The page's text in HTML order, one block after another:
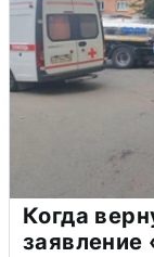
Когда
заявление